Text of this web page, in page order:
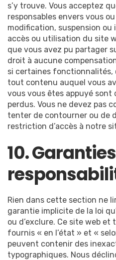
s’y trouve. Vous acceptez
responsables envers vous
modification, suspension
accès ou utilisation du site
que vous avez pu partager
droit à aucune
si certaines fonctionnalités,
tout contenu auquel vous
vous vous êtes appuyé
perdus. Vous ne devez pas
tenter de contourner ou de
restriction d’accès à notre
10.
Rien dans cette section ne
garantie implicite de la loi
ou d’exclure. Ce site web
fournis « en l’état » et «
peuvent contenir des
typographiques. Nous